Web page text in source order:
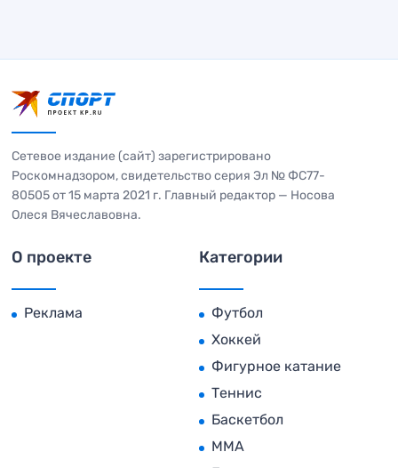
Сетевое издание (сайт) зарегистрировано
Роскомнадзором, свидетельство серия Эл № ФС77-
80505 от 15 марта 2021 г. Главный редактор — Носова
Олеся Вячеславовна.
О проекте
Реклама
Категории
Футбол
Хоккей
Фигурное катание
Теннис
Баскетбол
MMA